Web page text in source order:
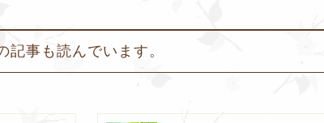
事も読んでいます。